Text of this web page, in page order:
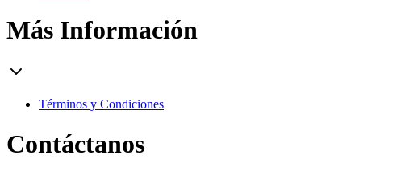
Más Información
Términos y Condiciones
Contáctanos